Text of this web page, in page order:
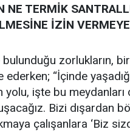
NE TERMİK
İZİN
bulunduğu zorlukların,
“İçinde
yolu, işte bu
Bizi dışardan
çalışanlara ‘Biz